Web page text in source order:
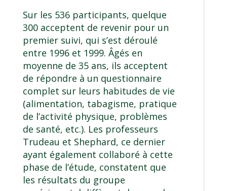
Sur les 536 participants, quelque
300 acceptent de revenir pour un
premier suivi, qui s’est déroulé
entre 1996 et 1999. Âgés en
moyenne de 35 ans, ils acceptent
de répondre à un questionnaire
complet sur leurs habitudes de vie
(alimentation, tabagisme, pratique
de l’activité physique, problèmes
de santé, etc.). Les professeurs
Trudeau et Shephard, ce dernier
ayant également collaboré à cette
phase de l’étude, constatent que
les résultats du groupe